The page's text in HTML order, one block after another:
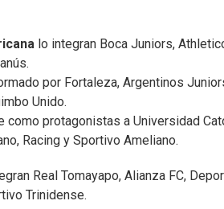
lo integran Boca Juniors,
por Fortaleza, Argentinos
Unido.
como protagonistas a Universidad
Racing y Sportivo Ameliano.
Real Tomayapo, Alianza FC,
Trinidense.